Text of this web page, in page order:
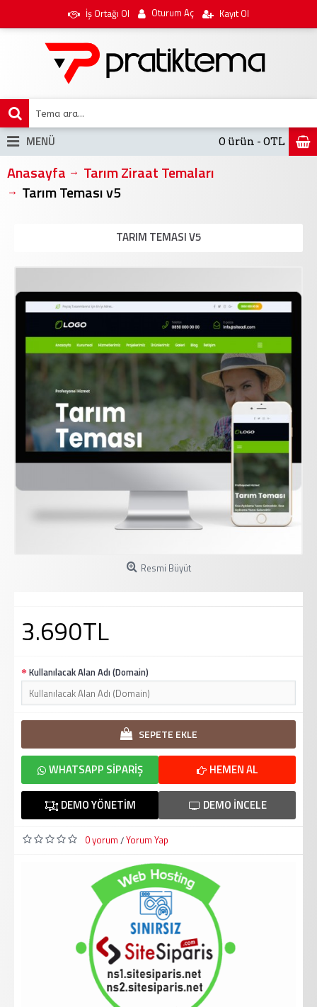
İş Ortağı Ol Oturum Aç Kayıt Ol
0 ürün - 0TL
MENÜ
Anasayfa
Tarım Ziraat Temaları
Tarım Teması v5
TARIM TEMASI V5
Resmi Büyüt
3.690TL
Kullanılacak Alan Adı (Domain)
SEPETE EKLE
HEMEN AL
WHATSAPP SIPARIŞ
DEMO İNCELE
DEMO YÖNETIM
0 yorum /Yorum Yap